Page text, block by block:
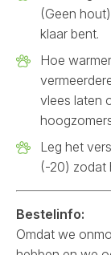
(Geen
klaar bent.
Hoe
vlees laten
Leg het
(-20) zodat
Bestelinfo:
Omdat we